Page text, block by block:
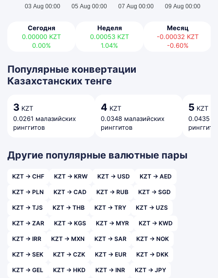
03 Aug 00:00 05 Aug 00:00 07 Aug 00:00 09 Aug 00:00
Сегодня
0.00000 KZT
0.00%
Неделя
0.00053 KZT
1.04%
Месяц
-0.00032 KZT
-0.60%
Популярные конвертации
Казахстанских тенге
3 KZT
0.0261 малазийских
ринггитов
4 KZT
0.0348 малазийских
ринггитов
5 KZT
0.0435
Другие популярные валютные пары
KZT → CHF KZT → KRW KZT → USD KZT → AED
KZT → PLN KZT → CAD KZT → RUB KZT → SGD
KZT → TJS KZT → THB KZT → TRY KZT → UZS
KZT → ZAR KZT → KGS KZT → MYR KZT → KWD
KZT → IRR KZT → MXN KZT → SAR KZT → NOK
KZT → SEK KZT → CZK KZT → EUR KZT → DKK
KZT → GEL KZT → HKD KZT → INR KZT → JPY